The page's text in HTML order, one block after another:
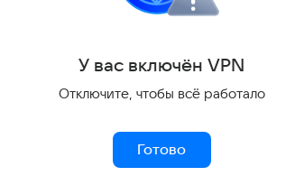
опрошенный (10%) честно
его совершенно не волнуют.
молодежь: 14% в возрасте
кто готов менять планы из-
50 лет — сразу 48%.
У вас включён VPN
Отключите, чтобы всё работало
Готово